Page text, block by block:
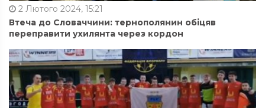
2 Лютого 2024, 15:21
Втеча до Словаччини: тернополянин обіцяв
переправити ухилянта через кордон